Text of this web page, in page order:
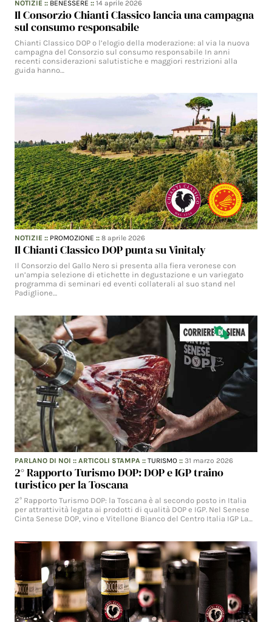
NOTIZIE :: BENESSERE ::14 aprile 2026
Il Consorzio Chianti Classico lancia una campagna
sul consumo responsabile
Chianti Classico DOP o l’elogio della moderazione: al via la nuova
campagna del Consorzio sul consumo responsabile In anni
recenti considerazioni salutistiche e maggiori restrizioni alla
guida hanno…
NOTIZIE :: PROMOZIONE ::8 aprile 2026
Il Chianti Classico DOP punta su Vinitaly
Il Consorzio del Gallo Nero si presenta alla fiera veronese con
un’ampia selezione di etichette in degustazione e un variegato
programma di seminari ed eventi collaterali al suo stand nel
Padiglione…
PARLANO DI NOI ::ARTICOLI STAMPA ::TURISMO ::31 marzo 2026
2° Rapporto Turismo DOP: DOP e IGP traino
turistico per la Toscana
2° Rapporto Turismo DOP: la Toscana è al secondo posto in Italia
per attrattività legata ai prodotti di qualità DOP e IGP. Nel Senese
Cinta Senese DOP, vino e Vitellone Bianco del Centro Italia IGP La…